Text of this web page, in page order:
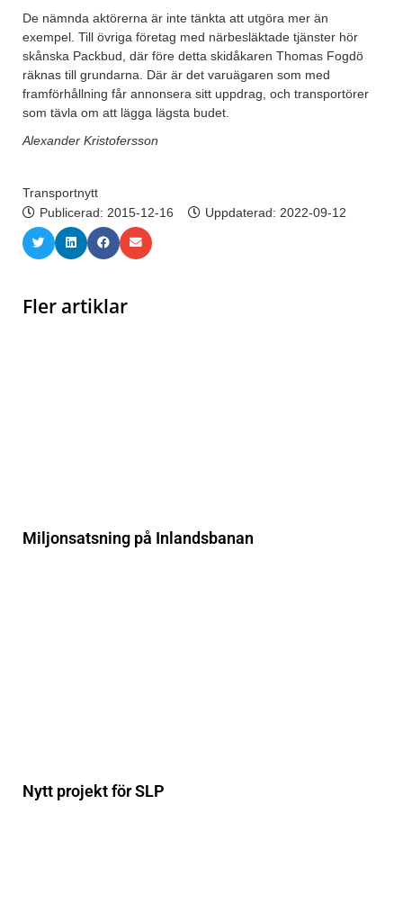
De nämnda aktörerna är inte tänkta att utgöra mer än
exempel. Till övriga företag med närbesläktade tjänster hör
skånska Packbud, där före detta skidåkaren Thomas Fogdö
räknas till grundarna. Där är det varuägaren som med
framförhållning får annonsera sitt uppdrag, och transportörer
som tävla om att lägga lägsta budet.
Alexander Kristofersson
Transportnytt
Publicerad: 2015-12-16 Uppdaterad: 2022-09-12
Fler artiklar
Miljonsatsning på Inlandsbanan
Nytt projekt för SLP